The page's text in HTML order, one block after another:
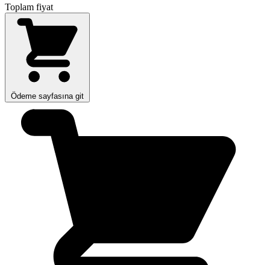
Toplam fiyat
Ödeme sayfasına git